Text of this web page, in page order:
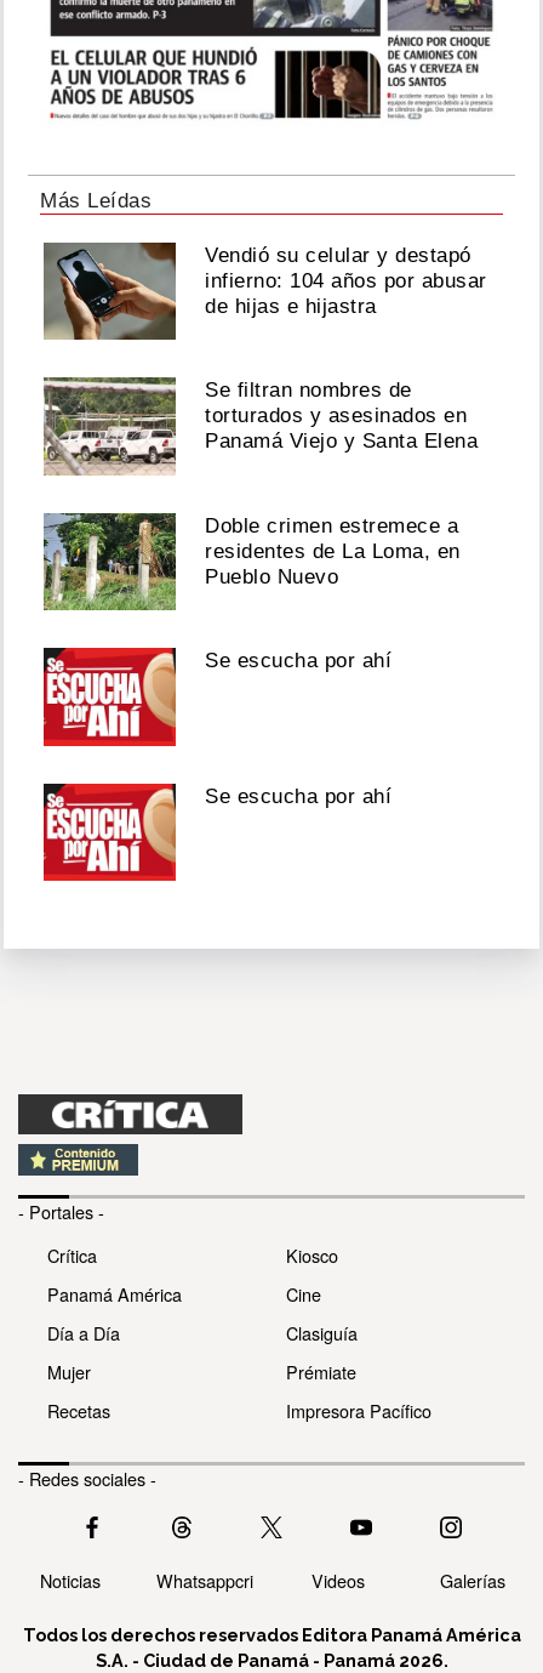
Más Leídas
Vendió su celular y destapó
infierno: 104 años por abusar
de hijas e hijastra
Se filtran nombres de
torturados y asesinados en
Panamá Viejo y Santa Elena
Doble crimen estremece a
residentes de La Loma, en
Pueblo Nuevo
Se escucha por ahí
Se escucha por ahí
- Portales -
Crítica
Panamá América
Día a Día
Mujer
Recetas
Kiosco
Cine
Clasiguía
Prémiate
Impresora Pacífico
- Redes sociales -
Noticias Whatsappcri Videos Galerías
Todos los derechos reservados Editora Panamá América
S.A. - Ciudad de Panamá - Panamá 2026.